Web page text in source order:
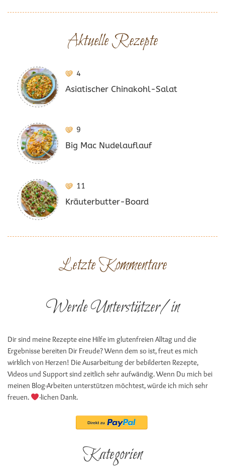
Aktuelle Rezepte
4
Asiatischer Chinakohl-Salat
9
Big Mac Nudelauflauf
11
Kräuterbutter-Board
Letzte Kommentare
Werde Unterstützer/in
Dir sind meine Rezepte eine Hilfe im glutenfreien Alltag und die
Ergebnisse bereiten Dir Freude? Wenn dem so ist, freut es mich
wirklich von Herzen! Die Ausarbeitung der bebilderten Rezepte,
Videos und Support sind zeitlich sehr aufwändig. Wenn Du mich bei
meinen Blog-Arbeiten unterstützen möchtest, würde ich mich sehr
freuen.
-lichen Dank.
Kategorien